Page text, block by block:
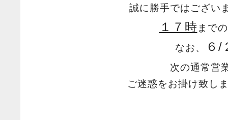
誠に勝手ではござい
１７時 まで
なお、
６/
次の通常営
ご迷惑をお掛け致し